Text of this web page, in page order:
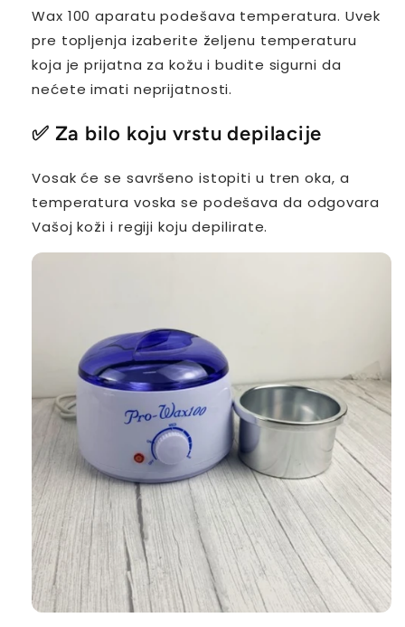
Wax 100 aparatu podešava temperatura. Uvek
pre topljenja izaberite željenu temperaturu
koja je prijatna za kožu i budite sigurni da
nećete imati neprijatnosti.
✅ Za bilo koju vrstu depilacije
Vosak će se savršeno istopiti u tren oka, a
temperatura voska se podešava da odgovara
Vašoj koži i regiji koju depilirate.